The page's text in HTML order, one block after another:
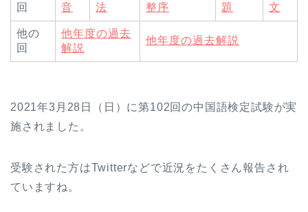
回
音
法
整序
題
文
他の
回
他年度の過去
解説
他年度の過去解説
2021年3月28日（日）に第102回の中国語検定試験が実
施されました。
受験された方はTwitterなどで近況をたくさん報告され
ていますね。